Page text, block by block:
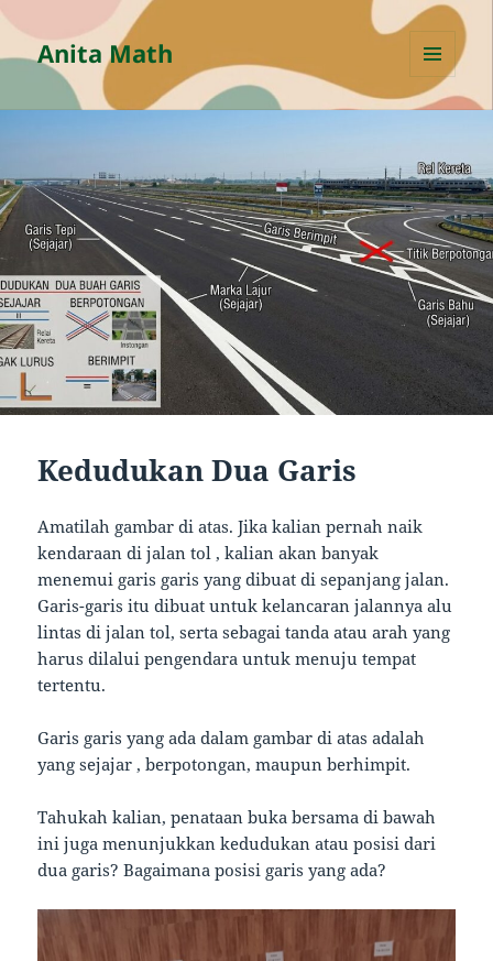
Anita Math
MENU
AND
Kedudukan Dua Garis
Amatilah gambar di atas. Jika kalian pernah naik
kendaraan di jalan tol , kalian akan banyak
menemui garis garis yang dibuat di sepanjang jalan.
Garis-garis itu dibuat untuk kelancaran jalannya alu
lintas di jalan tol, serta sebagai tanda atau arah yang
harus dilalui pengendara untuk menuju tempat
tertentu.
Garis garis yang ada dalam gambar di atas adalah
yang sejajar , berpotongan, maupun berhimpit.
Tahukah kalian, penataan buka bersama di bawah
ini juga menunjukkan kedudukan atau posisi dari
dua garis? Bagaimana posisi garis yang ada?